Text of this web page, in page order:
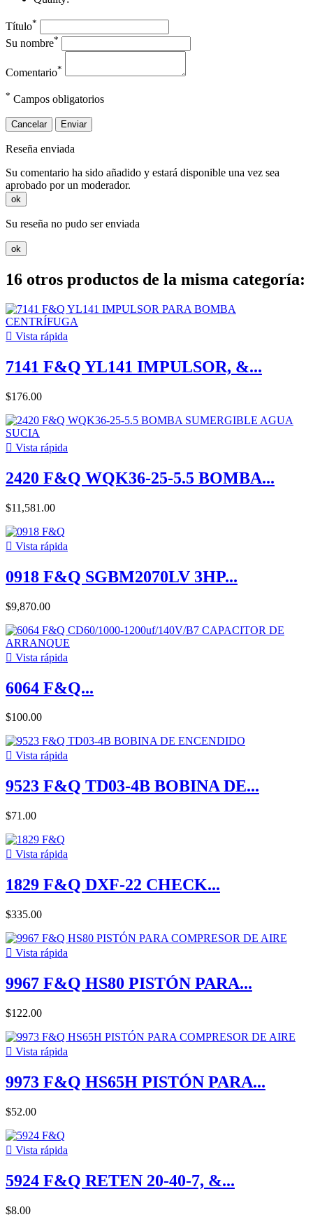
Título*
Su nombre*
Comentario*
* Campos obligatorios
Cancelar Enviar
Reseña enviada
Su comentario ha sido añadido y estará disponible una vez sea
aprobado por un moderador.
ok
Su reseña no pudo ser enviada
ok
16 otros productos de la misma categoría:
 Vista rápida
7141 F&Q YL141 IMPULSOR, &...
$176.00
 Vista rápida
2420 F&Q WQK36-25-5.5 BOMBA...
$11,581.00
 Vista rápida
0918 F&Q SGBM2070LV 3HP...
$9,870.00
 Vista rápida
6064 F&Q...
$100.00
 Vista rápida
9523 F&Q TD03-4B BOBINA DE...
$71.00
 Vista rápida
1829 F&Q DXF-22 CHECK...
$335.00
 Vista rápida
9967 F&Q HS80 PISTÓN PARA...
$122.00
 Vista rápida
9973 F&Q HS65H PISTÓN PARA...
$52.00
 Vista rápida
5924 F&Q RETEN 20-40-7, &...
$8.00